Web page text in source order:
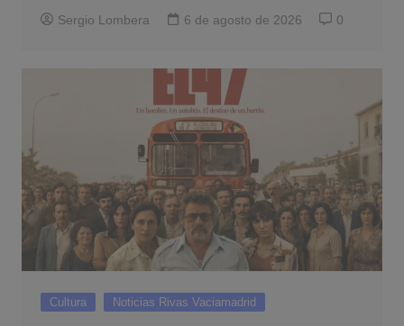
Sergio Lombera 6 de agosto de 2026 0
Cultura Noticias Rivas Vaciamadrid